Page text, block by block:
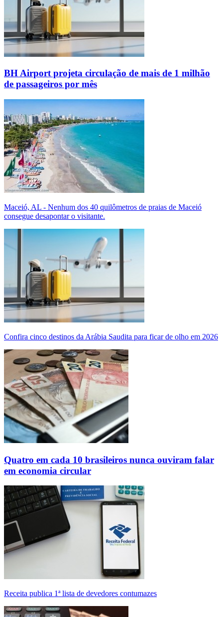
BH Airport projeta circulação de mais de 1 milhão
de passageiros por mês
Maceió, AL - Nenhum dos 40 quilômetros de praias de Maceió
consegue desapontar o visitante.
Confira cinco destinos da Arábia Saudita para ficar de olho em 2026
Quatro em cada 10 brasileiros nunca ouviram falar
em economia circular
Receita publica 1ª lista de devedores contumazes